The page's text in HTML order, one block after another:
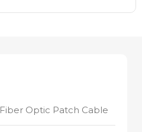
Fiber Optic Patch Cable